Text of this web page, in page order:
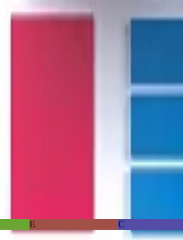
сертификат о прохождении модуля
Е С